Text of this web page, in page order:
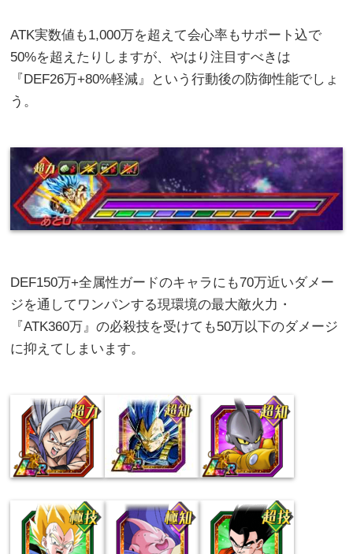
ATK実数値も1,000万を超えて会心率もサポート込で
50%を超えたりしますが、やはり注目すべきは
『DEF26万+80%軽減』という行動後の防御性能でしょ
う。
DEF150万+全属性ガードのキャラにも70万近いダメー
ジを通してワンパンする現環境の最大敵火力・
『ATK360万』の必殺技を受けても50万以下のダメージ
に抑えてしまいます。